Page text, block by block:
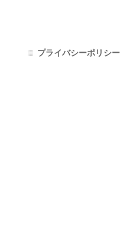
プライバシーポリシー